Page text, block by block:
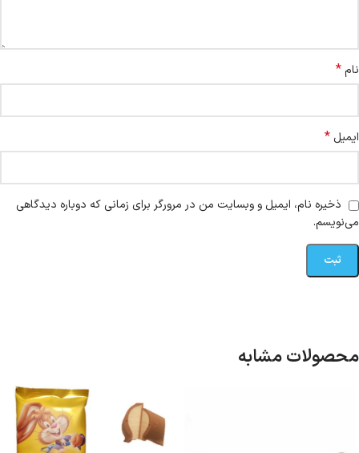
نام*
ایمیل *
ذخیره نام، ایمیل و وبسایت من در مرورگر برای زمانی که دوباره دیدگاهی
می‌نویسم.
محصولات مشابه